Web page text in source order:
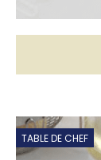
TABLE DE CHEF